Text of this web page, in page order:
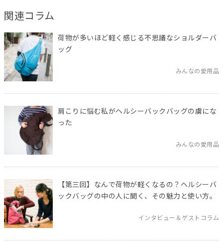
関連コラム
荷物が多いほど軽く感じる不思議なショルダーバ
ッグ
みんなの愛用品
肩こりに悩む私がヘルシーバックバッグの虜にな
った
みんなの愛用品
【第三回】なんで荷物が軽くなるの？ヘルシーバ
ックバッグの中の人に聞く、その魅力と使い方。
インタビュー＆ゲストコラム